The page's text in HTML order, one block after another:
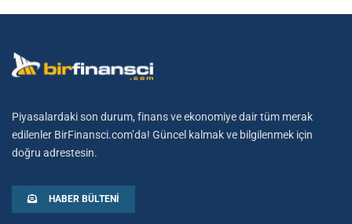
Piyasalardaki son durum, finans ve ekonomiye dair tüm merak
edilenler BirFinansci.com’da! Güncel kalmak ve bilgilenmek için
doğru adrestesin.
HABER BÜLTENI